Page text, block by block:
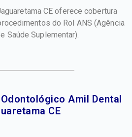
CE oferece cobertura
do Rol ANS (Agência
Saúde Suplementar).
Amil Dental
CE​